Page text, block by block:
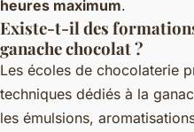
heures maximum.
Existe-t-il des
ganache chocolat ?
Les écoles de chocolaterie
techniques dédiés à la
les émulsions,